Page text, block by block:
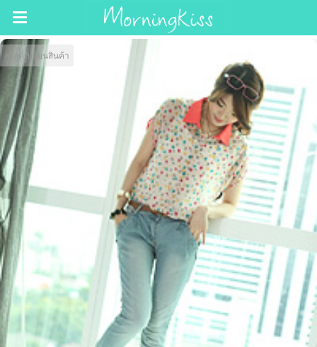
สไลด์เปลี่ยนสินค้า